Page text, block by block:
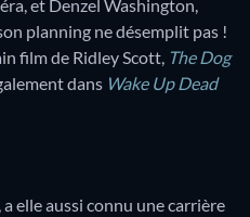
et Denzel Washington,
planning ne désemplit pas !
film de Ridley Scott, The Dog
dans Wake Up Dead
elle aussi connu une carrière